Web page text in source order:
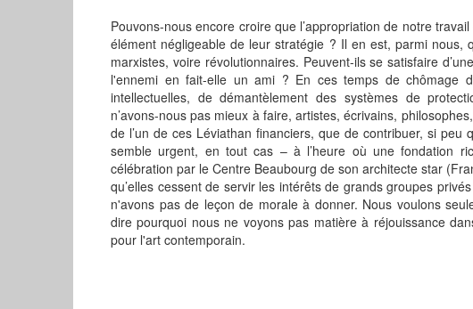
Pouvons-nous encore croire que l’appropriation de notre
élément négligeable de leur stratégie ? Il en est, parmi nous,
marxistes, voire révolutionnaires. Peuvent-ils se satisfaire
l'ennemi en fait-elle un ami ? En ces temps de chômage
intellectuelles, de démantèlement des systèmes de
n’avons-nous pas mieux à faire, artistes, écrivains,
de l’un de ces Léviathan financiers, que de contribuer, si
semble urgent, en tout cas – à l’heure où une fondation
célébration par le Centre Beaubourg de son architecte star
qu’elles cessent de servir les intérêts de grands groupes
n'avons pas de leçon de morale à donner. Nous voulons
dire pourquoi nous ne voyons pas matière à réjouissance
pour l'art contemporain.